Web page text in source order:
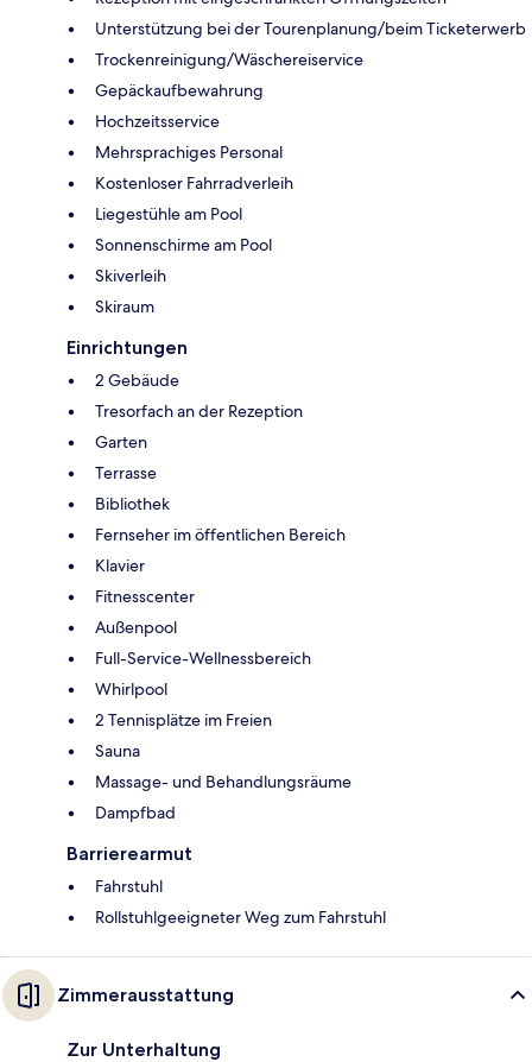
Unterstützung bei der Tourenplanung/beim Ticketerwerb
Trockenreinigung/Wäschereiservice
Gepäckaufbewahrung
Hochzeitsservice
Mehrsprachiges Personal
Kostenloser Fahrradverleih
Liegestühle am Pool
Sonnenschirme am Pool
Skiverleih
Skiraum
Einrichtungen
2 Gebäude
Tresorfach an der Rezeption
Garten
Terrasse
Bibliothek
Fernseher im öffentlichen Bereich
Klavier
Fitnesscenter
Außenpool
Full-Service-Wellnessbereich
Whirlpool
2 Tennisplätze im Freien
Sauna
Massage- und Behandlungsräume
Dampfbad
Barrierearmut
Fahrstuhl
Rollstuhlgeeigneter Weg zum Fahrstuhl
Zimmerausstattung
Zur Unterhaltung